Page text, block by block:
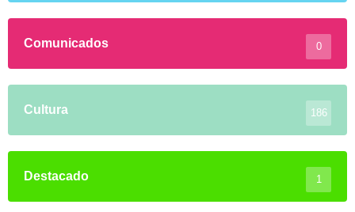
Comunicados 0
Cultura 186
Destacado 1